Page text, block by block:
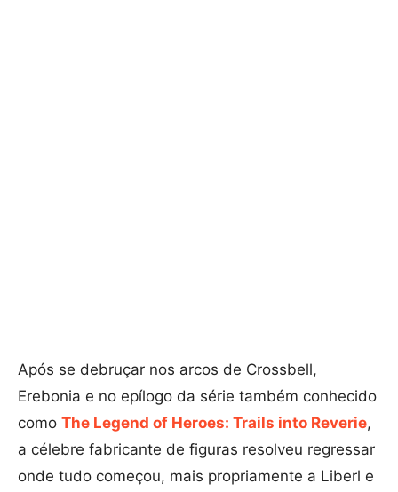
Após se debruçar nos arcos de Crossbell,
Erebonia e no epílogo da série também conhecido
como The Legend of Heroes: Trails into Reverie,
a célebre fabricante de figuras resolveu regressar
onde tudo começou, mais propriamente a Liberl e